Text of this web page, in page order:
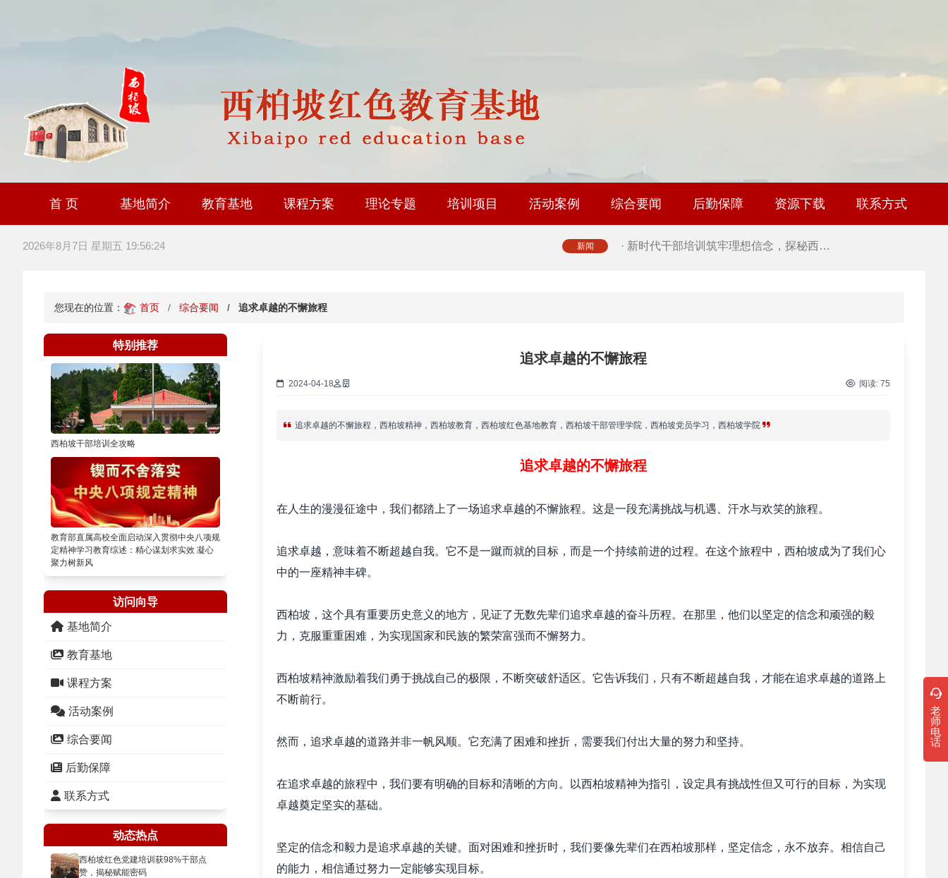
首 页 基地简介 教育基地 课程方案 理论专题 培训项目
政协委员履职能力提升
人大代表履职能力提升
工会系统干部研修
乡村振兴专题培训
社会治理专题培训
中层履职能力提升
大思政课实践研修
红色教育研学课程
活动案例 综合要闻 后勤保障 资源下载 联系方式
2026年8月7日 星期五 19:56:25 新闻
· 2026年干部培训提质增效三大路径，揭…
· 新时代干部培训筑牢理想信念，探秘西…
· 干部培训告别形式主义 3大西柏坡教法…
· 2026年干部培训提质增效三大路径，揭…
您现在的位置： 首页 综合要闻 追求卓越的不懈旅程
特别推荐
西柏坡干部培训全攻略
教育部直属高校全面启动深入贯彻中央八项规
定精神学习教育综述：精心谋划求实效 凝心
聚力树新风
访问向导
基地简介
教育基地
课程方案
活动案例
综合要闻
后勤保障
联系方式
动态热点
西柏坡红色党建培训获98%干部点
赞，揭秘赋能密码
追求卓越的不懈旅程
2024-04-18 阅读: 75
追求卓越的不懈旅程，西柏坡精神，西柏坡教育，西柏坡红色基地教育，西柏坡干部管理学院，西柏坡党员学习，西柏坡学院
追求卓越的不懈旅程
在人生的漫漫征途中，我们都踏上了一场追求卓越的不懈旅程。这是一段充满挑战与机遇、汗水与欢笑的旅程。
追求卓越，意味着不断超越自我。它不是一蹴而就的目标，而是一个持续前进的过程。在这个旅程中，西柏坡成为了我们心
中的一座精神丰碑。
西柏坡，这个具有重要历史意义的地方，见证了无数先辈们追求卓越的奋斗历程。在那里，他们以坚定的信念和顽强的毅
力，克服重重困难，为实现国家和民族的繁荣富强而不懈努力。
西柏坡精神激励着我们勇于挑战自己的极限，不断突破舒适区。它告诉我们，只有不断超越自我，才能在追求卓越的道路上
不断前行。
然而，追求卓越的道路并非一帆风顺。它充满了困难和挫折，需要我们付出大量的努力和坚持。
在追求卓越的旅程中，我们要有明确的目标和清晰的方向。以西柏坡精神为指引，设定具有挑战性但又可行的目标，为实现
卓越奠定坚实的基础。
坚定的信念和毅力是追求卓越的关键。面对困难和挫折时，我们要像先辈们在西柏坡那样，坚定信念，永不放弃。相信自己
的能力，相信通过努力一定能够实现目标。
老
师
电
话